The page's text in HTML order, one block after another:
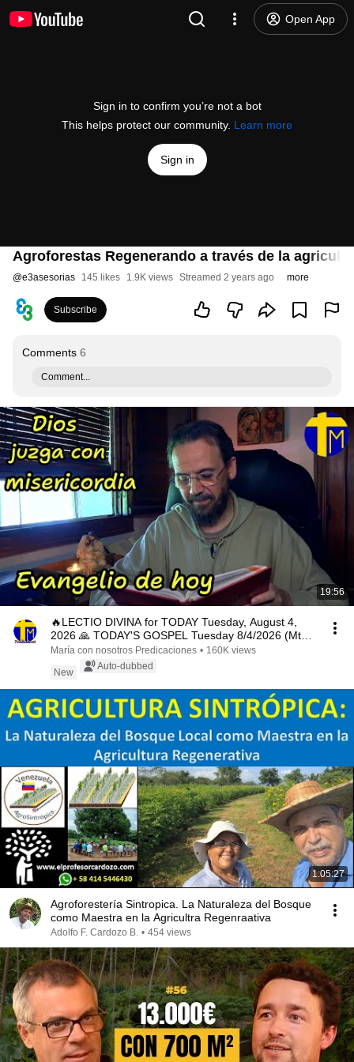
Open App
Sign in to confirm you’re not a bot
This helps protect our community. Learn more
Sign in
Agroforestas ​Regenerando a través de la
@e3asesorias 145 likes 1.9K views Streamed 2 years ago more
Subscribe
Comments 6
Comment...
19:56
🔥LECTIO DIVINA for TODAY Tuesday, August 4,
2026 🙏 TODAY'S GOSPEL Tuesday 8/4/2026 (Mt
15:1-2, 10...
María con nosotros Predicaciones • 160K views
New
Auto-dubbed
1:05:27
Agroforestería Sintropica. La Naturaleza del Bosque
como Maestra en la Agricultra Regenraativa
Adolfo F. Cardozo B. • 454 views